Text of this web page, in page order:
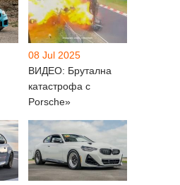
08 Jul 2025
ВИДЕО: Брутална
катастрофа с
Porsche»